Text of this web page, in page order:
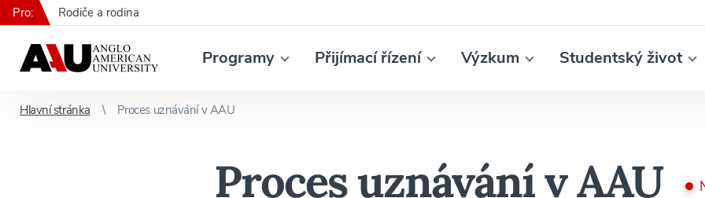
Programy Přijímací řízení Výzkum Studentský život
Pro: Rodiče a rodina
Hlavní stránka Proces uznávání v AAU
Proces uznávání v AAU